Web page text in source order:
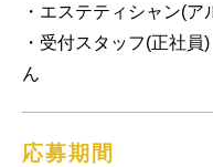
・エステティシャン(ア
・受付スタッフ(正社
ん
応募期間